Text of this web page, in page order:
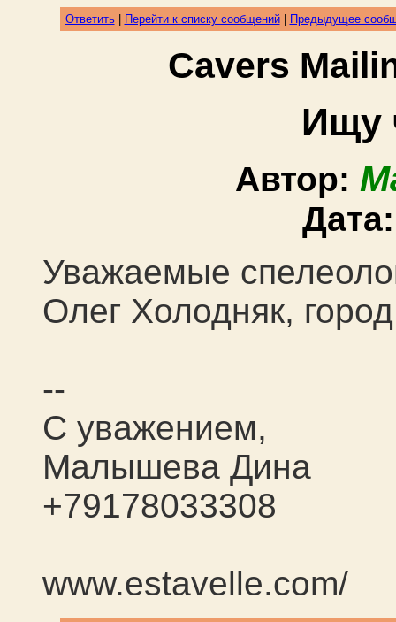
Ответить| Перейти к списку сообщений| Предыдущее
Cavers
Ищу
Автор:
Уважаемые
Олег Холодняк,
--
С уважением,
Малышева Дина
+79178033308
www.estavelle.com/